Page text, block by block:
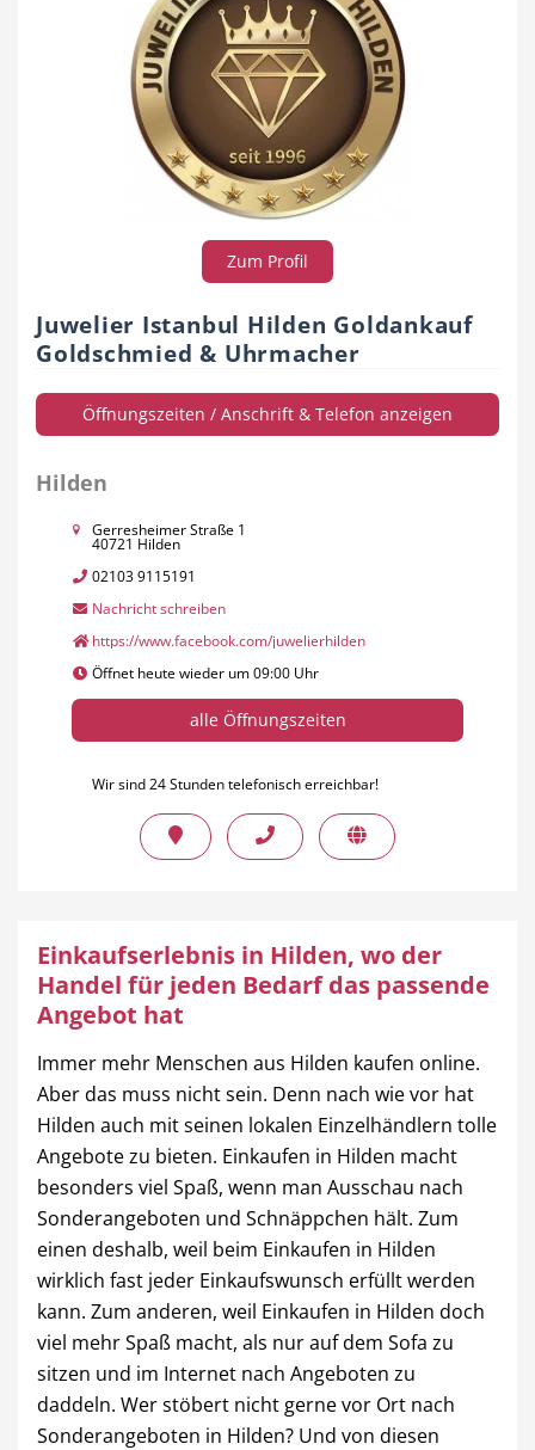
Stellenangebote Öffentliche Einrichtungen
Zum Profil
Juwelier Istanbul Hilden Goldankauf
Goldschmied & Uhrmacher
Öffnungszeiten / Anschrift & Telefon anzeigen
Hilden
Gerresheimer Straße 1
40721 Hilden
02103 9115191
Nachricht schreiben
https://www.facebook.com/juwelierhilden
Öffnet heute wieder um 09:00 Uhr
alle Öffnungszeiten
Wir sind 24 Stunden telefonisch erreichbar!
Einkaufserlebnis in Hilden, wo der
Handel für jeden Bedarf das passende
Angebot hat
Immer mehr Menschen aus Hilden kaufen online.
Aber das muss nicht sein. Denn nach wie vor hat
Hilden auch mit seinen lokalen Einzelhändlern tolle
Angebote zu bieten. Einkaufen in Hilden macht
besonders viel Spaß, wenn man Ausschau nach
Sonderangeboten und Schnäppchen hält. Zum
einen deshalb, weil beim Einkaufen in Hilden
wirklich fast jeder Einkaufswunsch erfüllt werden
kann. Zum anderen, weil Einkaufen in Hilden doch
viel mehr Spaß macht, als nur auf dem Sofa zu
sitzen und im Internet nach Angeboten zu
daddeln. Wer stöbert nicht gerne vor Ort nach
Sonderangeboten in Hilden? Und von diesen